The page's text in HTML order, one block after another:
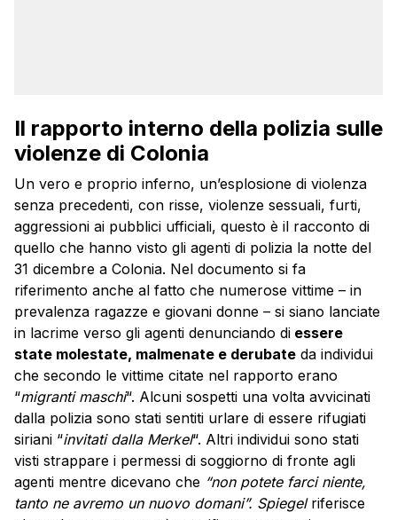
Il rapporto interno della polizia sulle
violenze di Colonia
Un vero e proprio inferno, un’esplosione di violenza
senza precedenti, con risse, violenze sessuali, furti,
aggressioni ai pubblici ufficiali, questo è il racconto di
quello che hanno visto gli agenti di polizia la notte del
31 dicembre a Colonia. Nel documento si fa
riferimento anche al fatto che numerose vittime – in
prevalenza ragazze e giovani donne – si siano lanciate
in lacrime verso gli agenti denunciando di essere
state molestate, malmenate e derubate da individui
che secondo le vittime citate nel rapporto erano
“migranti maschi“. Alcuni sospetti una volta avvicinati
dalla polizia sono stati sentiti urlare di essere rifugiati
siriani “invitati dalla Merkel“. Altri individui sono stati
visti strappare i permessi di soggiorno di fronte agli
agenti mentre dicevano che “non potete farci niente,
tanto ne avremo un nuovo domani”. Spiegelriferisce